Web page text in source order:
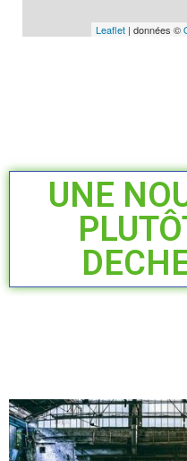
Leaflet | données ©
UNE